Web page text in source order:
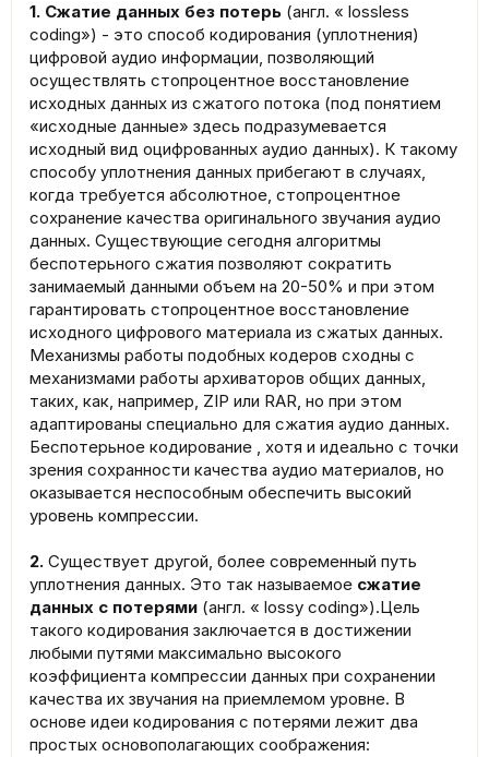
1. Сжатие данных без потерь (англ. « lossless
coding») - это способ кодирования (уплотнения)
цифровой аудио информации, позволяющий
осуществлять стопроцентное восстановление
исходных данных из сжатого потока (под понятием
«исходные данные» здесь подразумевается
исходный вид оцифрованных аудио данных). К такому
способу уплотнения данных прибегают в случаях,
когда требуется абсолютное, стопроцентное
сохранение качества оригинального звучания аудио
данных. Существующие сегодня алгоритмы
беспотерьного сжатия позволяют сократить
занимаемый данными объем на 20-50% и при этом
гарантировать стопроцентное восстановление
исходного цифрового материала из сжатых данных.
Механизмы работы подобных кодеров сходны с
механизмами работы архиваторов общих данных,
таких, как, например, ZIP или RAR, но при этом
адаптированы специально для сжатия аудио данных.
Беспотерьное кодирование , хотя и идеально с точки
зрения сохранности качества аудио материалов, но
оказывается неспособным обеспечить высокий
уровень компрессии.
2. Существует другой, более современный путь
уплотнения данных. Это так называемое сжатие
данных с потерями (англ. « lossy coding»).Цель
такого кодирования заключается в достижении
любыми путями максимально высокого
коэффициента компрессии данных при сохранении
качества их звучания на приемлемом уровне. В
основе идеи кодирования с потерями лежит два
простых основополагающих соображения: